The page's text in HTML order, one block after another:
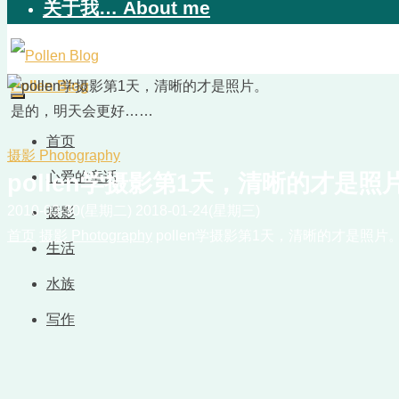
关于我… About me
Pollen Blog
是的，明天会更好……
首页
心爱的童话
摄影
生活
水族
写作
摄影 Photography
pollen学摄影第1天，清晰的才是照
2010-03-30(星期二)